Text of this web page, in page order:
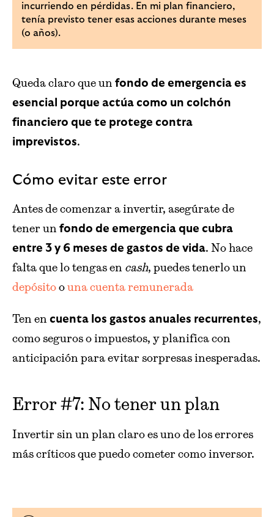
incurriendo en pérdidas. En mi plan financiero,
tenía previsto tener esas acciones durante meses
(o años).
Queda claro que un fondo de emergencia es
esencial porque actúa como un colchón
financiero que te protege contra
imprevistos.
Cómo evitar este error
Antes de comenzar a invertir, asegúrate de
tener un fondo de emergencia que cubra
entre 3 y 6 meses de gastos de vida. No hace
falta que lo tengas en cash, puedes tenerlo un
depósitoouna cuenta remunerada
Ten en cuenta los gastos anuales recurrentes,
como seguros o impuestos, y planifica con
anticipación para evitar sorpresas inesperadas.
Error #7: No tener un plan
Invertir sin un plan claro es uno de los errores
más críticos que puedo cometer como inversor.